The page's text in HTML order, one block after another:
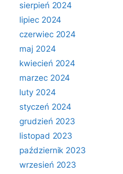
sierpień 2024
lipiec 2024
czerwiec 2024
maj 2024
kwiecień 2024
marzec 2024
luty 2024
styczeń 2024
grudzień 2023
listopad 2023
październik 2023
wrzesień 2023